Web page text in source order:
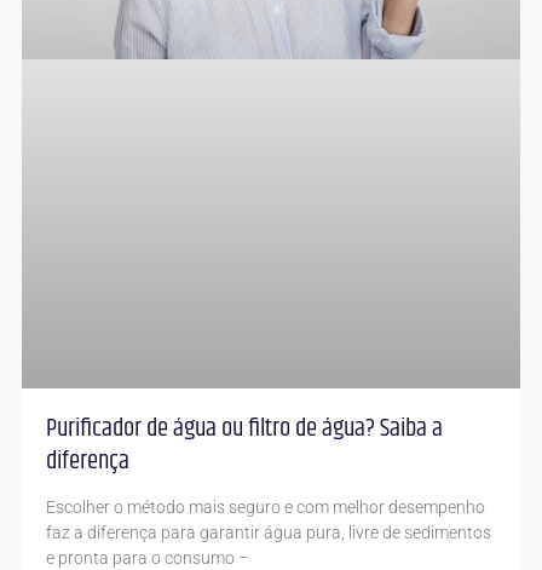
Purificador de água ou filtro de água? Saiba a
diferença
Escolher o método mais seguro e com melhor desempenho
faz a diferença para garantir água pura, livre de sedimentos
e pronta para o consumo –